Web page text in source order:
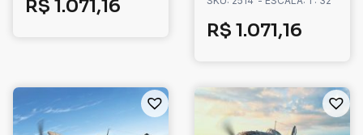
R$ 1.071,16
R$ 1.071,16